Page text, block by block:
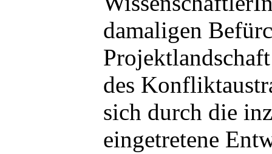
damaligen
des
sich durch die
eingetretene